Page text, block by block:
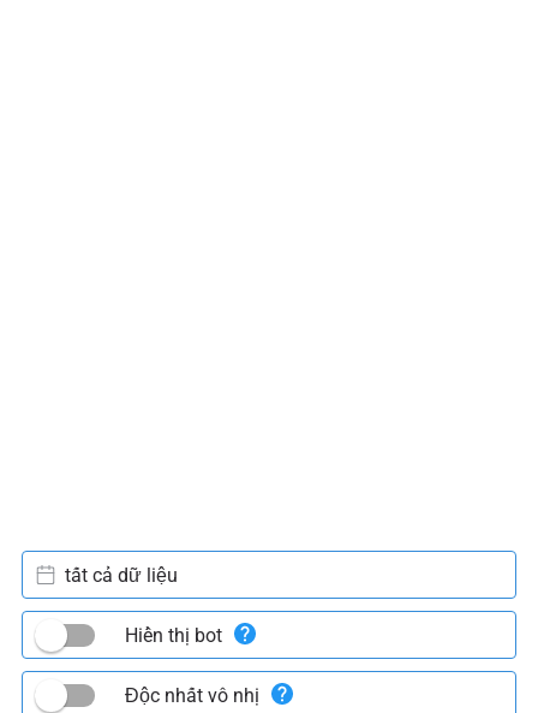
tất cả dữ liệu
Hiển thị bot
Độc nhất vô nhị